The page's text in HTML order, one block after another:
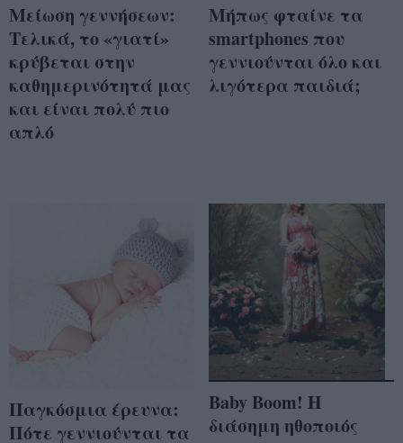
Μείωση γεννήσεων:
Τελικά, το «γιατί»
κρύβεται στην
καθημερινότητά μας
και είναι πολύ πιο
απλό
Μήπως φταίνε τα
smartphones που
γεννιούνται όλο και
λιγότερα παιδιά;
Παγκόσμια έρευνα:
Πότε γεννιούνται τα
Baby Boom! Η
διάσημη ηθοποιός